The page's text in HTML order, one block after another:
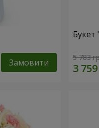
Замовити
Букет
5 783